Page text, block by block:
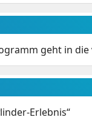
geht in
Erlebnis“